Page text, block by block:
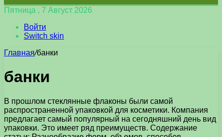
Пятница , 7 Август 2026
Войти
Switch skin
Главная/банки
банки
В прошлом стеклянные флаконы были самой
распространенной упаковкой для косметики. Компания
предлагает самый популярный на сегодняшний день вид
упаковки. Это имеет ряд преимуществ. Содержание